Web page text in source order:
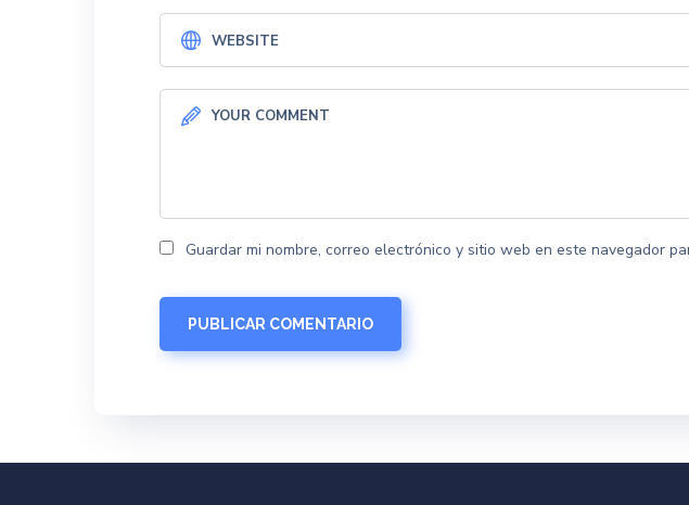
Guardar mi nombre, correo electrónico y sitio web en este navegador